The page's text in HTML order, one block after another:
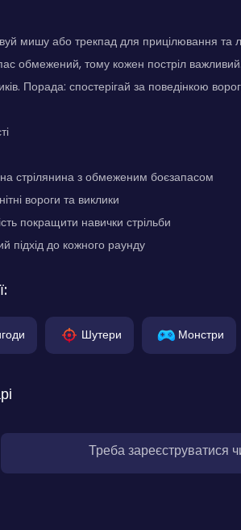
мишу або трекпад для прицілювання та
обмежений, тому кожен постріл
Порада: спостерігай за поведінкою
стрілянина з обмеженим боєзапасом
вороги та виклики
покращити навички стрільби
підхід до кожного раунду
Шутери Монстри
Треба зареєструватися